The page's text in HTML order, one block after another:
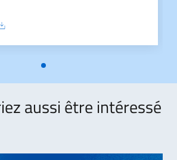
aussi être intéressé